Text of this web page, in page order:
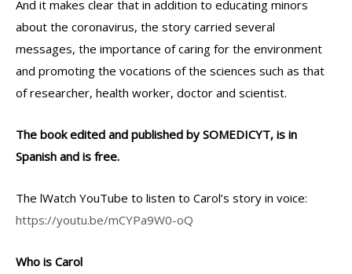
And it makes clear that in addition to educating minors
about the coronavirus, the story carried several
messages, the importance of caring for the environment
and promoting the vocations of the sciences such as that
of researcher, health worker, doctor and scientist.
The book edited and published by SOMEDICYT, is in
Spanish and is free.
The lWatch YouTube to listen to Carol’s story in voice:
https://youtu.be/mCYPa9W0-oQ
Who is Carol